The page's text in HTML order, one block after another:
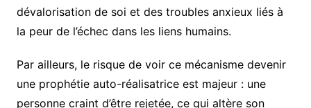
dévalorisation de soi et des troubles anxieux liés à
la peur de l’échec dans les liens humains.
Par ailleurs, le risque de voir ce mécanisme devenir
une prophétie auto-réalisatrice est majeur : une
personne craint d’être rejetée, ce qui altère son